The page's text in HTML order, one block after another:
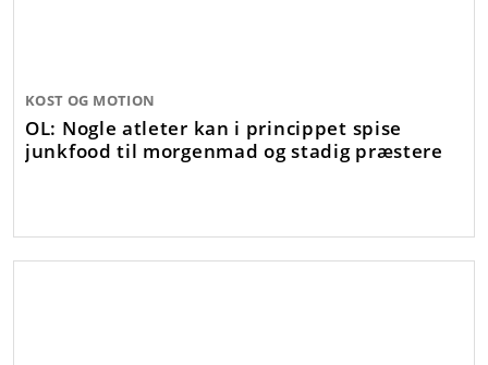
KOST OG MOTION
OL: Nogle atleter kan i princippet spise
junkfood til morgenmad og stadig præstere